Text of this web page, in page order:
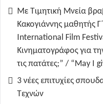
Με Τιμητική Μνεία
Κακογιάννης μαθητής
International Film
Κινηματογράφος για
τις πατάτες;” / “May I
3 νέες επιτυχίες
Τεχνών